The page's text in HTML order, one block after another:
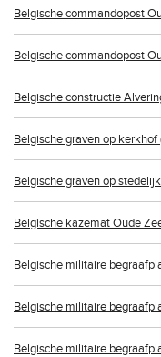
Belgische commandopost
Belgische commandopost
Belgische constructie
Belgische graven op kerkhof
Belgische graven op
Belgische kazemat Oude
Belgische militaire
Belgische militaire
Belgische militaire